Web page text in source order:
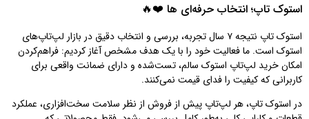
استوک تاپ؛ انتخاب حرفه‌ای‌ ها ❤️🔥
استوک تاپ نتیجه ۷ سال تجربه، بررسی و انتخاب دقیق در بازار لپ‌تاپ‌های
استوک است. ما فعالیت خود را با یک هدف مشخص آغاز کردیم: فراهم‌کردن
امکان خرید لپ‌تاپ استوک سالم، تست‌شده و دارای ضمانت واقعی برای
کاربرانی که کیفیت را فدای قیمت نمی‌کنند.
در استوک تاپ، هر لپ‌تاپ پیش از فروش از نظر سلامت سخت‌افزاری، عملکرد